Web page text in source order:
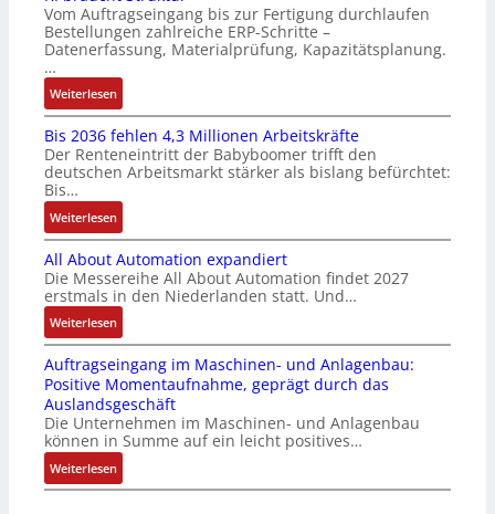
n
i
F
a
n
c
C
-
S
y
t
e
m
e
i
e
u
n
b
e
ä
t
i
g
R
e
i
f
e
g
a
ü
r
m
u
l
t
i
v
r
i
b
l
e
S
e
u
e
r
u
n
l
o
s
e
I
n
t
e
g
r
a
t
i
o
n
v
o
n
A
G
V
u
n
Vom Auftragseingang bis zur Fertigung durchlaufen
Bestellungen zahlreiche ERP-Schritte –
Datenerfassung, Materialprüfung, Kapazitätsplanung.
…
Weiterlesen:
K
I
b
r
a
u
c
h
t
S
t
r
u
k
t
u
r
Bis 2036 fehlen 4,3 Millionen Arbeitskräfte
Der Renteneintritt der Babyboomer trifft den
deutschen Arbeitsmarkt stärker als bislang befürchtet:
Bis…
Weiterlesen:
B
i
s
2
0
3
6
f
e
h
l
e
n
All About Automation expandiert
Die Messereihe All About Automation findet 2027
erstmals in den Niederlanden statt. Und…
Weiterlesen:
A
l
l
A
b
o
u
t
Auftragseingang im Maschinen- und Anlagenbau:
Positive Momentaufnahme, geprägt durch das
Auslandsgeschäft
Die Unternehmen im Maschinen- und Anlagenbau
können in Summe auf ein leicht positives…
Weiterlesen:
A